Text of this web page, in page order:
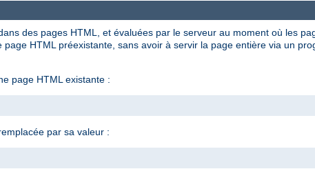
des pages HTML, et évaluées par le serveur au moment où les
HTML préexistante, sans avoir à servir la page entière via un
page HTML existante :
par sa valeur :